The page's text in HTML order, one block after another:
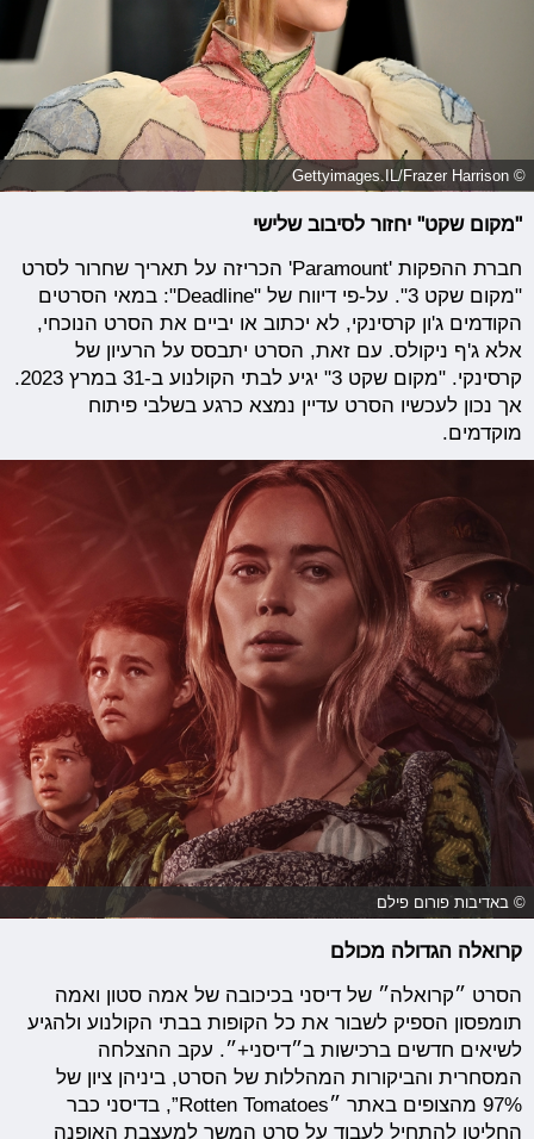
© Gettyimages.IL/Frazer Harrison
"מקום שקט" יחזור לסיבוב שלישי
חברת ההפקות 'Paramount' הכריזה על תאריך שחרור לסרט
"מקום שקט 3". על-פי דיווח של "Deadline": במאי הסרטים
הקודמים ג'ון קרסינקי, לא יכתוב או יביים את הסרט הנוכחי,
אלא ג'ף ניקולס. עם זאת, הסרט יתבסס על הרעיון של
קרסינקי. "מקום שקט 3" יגיע לבתי הקולנוע ב-31 במרץ 2023.
אך נכון לעכשיו הסרט עדיין נמצא כרגע בשלבי פיתוח
מוקדמים.
© באדיבות פורום פילם
קרואלה הגדולה מכולם
הסרט ״קרואלה״ של דיסני בכיכובה של אמה סטון ואמה
תומפסון הספיק לשבור את כל הקופות בבתי הקולנוע ולהגיע
לשיאים חדשים ברכישות ב״דיסני+״. עקב ההצלחה
המסחרית והביקורות המהללות של הסרט, ביניהן ציון של
97% מהצופים באתר ״Rotten Tomatoes”, בדיסני כבר
החליטו להתחיל לעבוד על סרט המשך למעצבת האופנה